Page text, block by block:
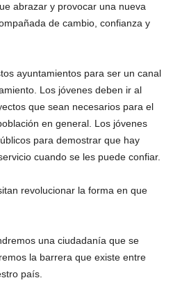
abrazar y provocar una nueva
de cambio, confianza y
ayuntamientos para ser un canal
Los jóvenes deben ir al
que sean necesarios para el
en general. Los jóvenes
para demostrar que hay
cuando se les puede confiar.
revolucionar la forma en que
una ciudadanía que se
la barrera que existe entre
país.